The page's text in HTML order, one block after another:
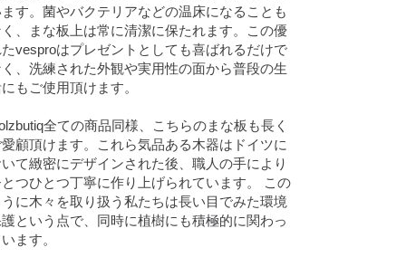
す。菌やバクテリアなどの温床になることも
、まな板上は常に清潔に保たれます。この優
vesproはプレゼントとしても喜ばれるだけで
、洗練された外観や実用性の面から普段の生
もご使用頂けます。
全ての商品同様、こちらのまな板も長く
顧頂けます。これら気品ある木器はドイツに
て緻密にデザインされた後、職人の手により
つひとつ丁寧に作り上げられています。 この
に木々を取り扱う私たちは長い目でみた環境
という点で、同時に植樹にも積極的に関わっ
ます。